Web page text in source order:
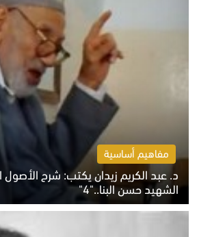
مفاهيم أساسية
د. عبد الكريم زيدان يكتب: شرح الأصول
الشهيد حسن البنا.."4"
الخميس 6 أغسطس 2026 10:27 ص